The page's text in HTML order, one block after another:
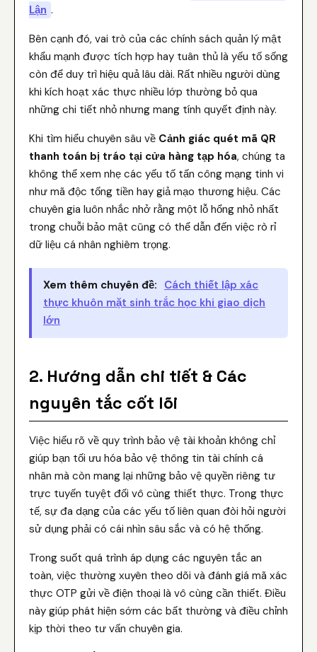
Lận .
Bên cạnh đó, vai trò của các chính sách quản lý mật
khẩu mạnh được tích hợp hay tuân thủ là yếu tố sống
còn để duy trì hiệu quả lâu dài. Rất nhiều người dùng
khi kích hoạt xác thực nhiều lớp thường bỏ qua
những chi tiết nhỏ nhưng mang tính quyết định này.
Khi tìm hiểu chuyên sâu về Cảnh giác quét mã QR
thanh toán bị tráo tại cửa hàng tạp hóa, chúng ta
không thể xem nhẹ các yếu tố tấn công mạng tinh vi
như mã độc tống tiền hay giả mạo thương hiệu. Các
chuyên gia luôn nhắc nhở rằng một lỗ hổng nhỏ nhất
trong chuỗi bảo mật cũng có thể dẫn đến việc rò rỉ
dữ liệu cá nhân nghiêm trọng.
Xem thêm chuyên đề: Cách thiết lập xác
thực khuôn mặt sinh trắc học khi giao dịch
lớn
2. Hướng dẫn chi tiết & Các
nguyên tắc cốt lõi
Việc hiểu rõ về quy trình bảo vệ tài khoản không chỉ
giúp bạn tối ưu hóa bảo vệ thông tin tài chính cá
nhân mà còn mang lại những bảo vệ quyền riêng tư
trực tuyến tuyệt đối vô cùng thiết thực. Trong thực
tế, sự đa dạng của các yếu tố liên quan đòi hỏi người
sử dụng phải có cái nhìn sâu sắc và có hệ thống.
Trong suốt quá trình áp dụng các nguyên tắc an
toàn, việc thường xuyên theo dõi và đánh giá mã xác
thực OTP gửi về điện thoại là vô cùng cần thiết. Điều
này giúp phát hiện sớm các bất thường và điều chỉnh
kịp thời theo tư vấn chuyên gia.